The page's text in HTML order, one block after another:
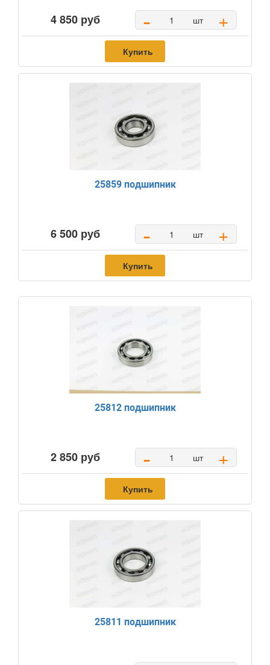
4 850 руб - шт +
Купить
25859 подшипник
6 500 руб - шт +
Купить
25812 подшипник
2 850 руб - шт +
Купить
25811 подшипник